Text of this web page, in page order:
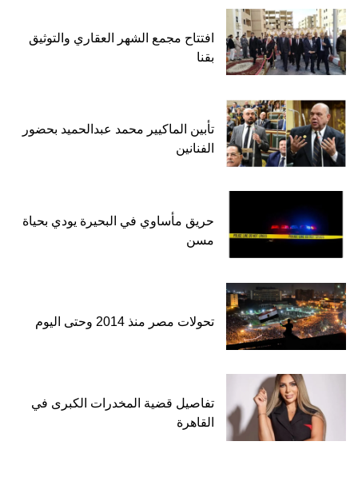
افتتاح مجمع الشهر العقاري والتوثيق
بقنا
تأبين الماكيير محمد عبدالحميد بحضور
الفنانين
حريق مأساوي في البحيرة يودي بحياة
مسن
تحولات مصر منذ 2014 وحتى اليوم
تفاصيل قضية المخدرات الكبرى في
القاهرة